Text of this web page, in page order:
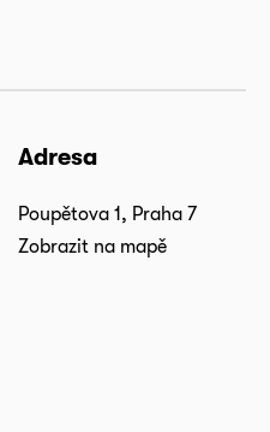
Adresa
Poupětova 1, Praha 7
Zobrazit na mapě